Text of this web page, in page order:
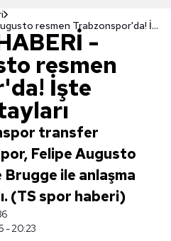
TRANSFER HABERİ - Felipe Augusto resmen Trabzonspor'da! İşte sözleşme detayları
-
resmen
İşte
transfer
Felipe Augusto
ile anlaşma
(TS spor haberi)
- 20:23